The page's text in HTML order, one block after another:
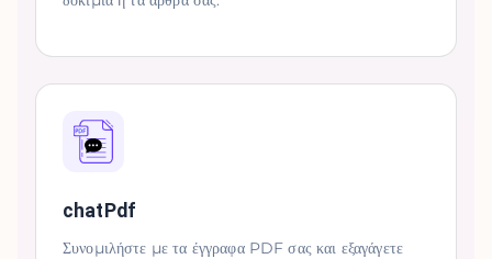
chatPdf
Συνομιλήστε με τα έγγραφα PDF σας και εξαγάγετε